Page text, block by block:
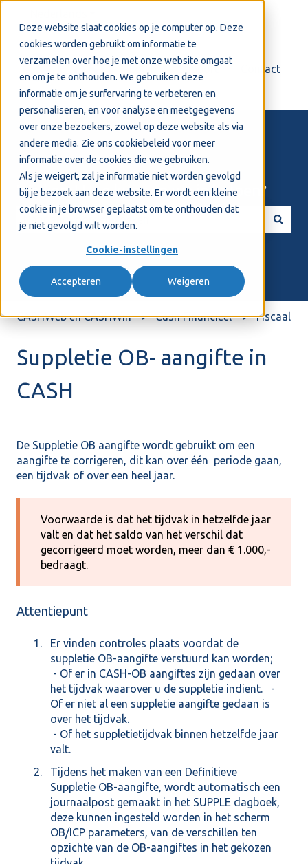
Deze website slaat cookies op je computer op. Deze
cookies worden gebruikt om informatie te
verzamelen over hoe je met onze website omgaat
en om je te onthouden. We gebruiken deze
informatie om je surfervaring te verbeteren en
personaliseren, en voor analyse en meetgegevens
over onze bezoekers, zowel op deze website als via
andere media. Zie ons cookiebeleid voor meer
informatie over de cookies die we gebruiken.
Als je weigert, zal je informatie niet worden gevolgd
bij je bezoek aan deze website. Er wordt een kleine
cookie in je browser geplaatst om te onthouden dat
je niet gevolgd wilt worden.
Cookie-instellingen
Accepteren Weigeren
Support Contact
Welkom! Hoe kunnen we je helpen?
CASHWeb en CASHWin Cash Financieel Fiscaal
Suppletie OB- aangifte in
CASH
De Suppletie OB aangifte wordt gebruikt om een
aangifte te corrigeren, dit kan over één periode gaan,
een tijdvak of over een heel jaar.
Voorwaarde is dat het tijdvak in hetzelfde jaar
valt en dat het saldo van het verschil dat
gecorrigeerd moet worden, meer dan € 1.000,-
bedraagt.
Attentiepunt
Er vinden controles plaats voordat de
suppletie OB-aangifte verstuurd kan worden;
- Of er in CASH-OB aangiftes zijn gedaan over
het tijdvak waarover u de suppletie indient. -
Of er niet al een suppletie aangifte gedaan is
over het tijdvak.
- Of het suppletietijdvak binnen hetzelfde jaar
valt.
Tijdens het maken van een Definitieve
Suppletie OB-aangifte, wordt automatisch een
journaalpost gemaakt in het SUPPLE dagboek,
deze kunnen ingesteld worden in het scherm
OB/ICP parameters, van de verschillen ten
opzichte van de OB-aangiftes in het gekozen